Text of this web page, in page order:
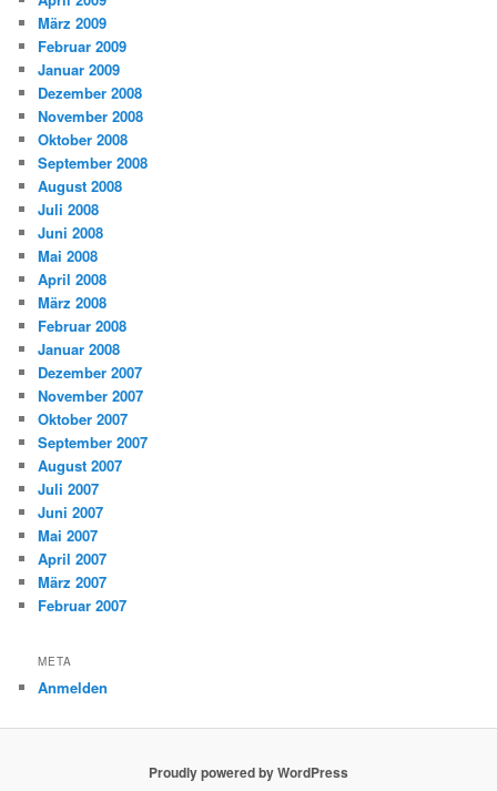
März 2009
Februar 2009
Januar 2009
Dezember 2008
November 2008
Oktober 2008
September 2008
August 2008
Juli 2008
Juni 2008
Mai 2008
April 2008
März 2008
Februar 2008
Januar 2008
Dezember 2007
November 2007
Oktober 2007
September 2007
August 2007
Juli 2007
Juni 2007
Mai 2007
April 2007
März 2007
Februar 2007
META
Anmelden
Proudly powered by WordPress